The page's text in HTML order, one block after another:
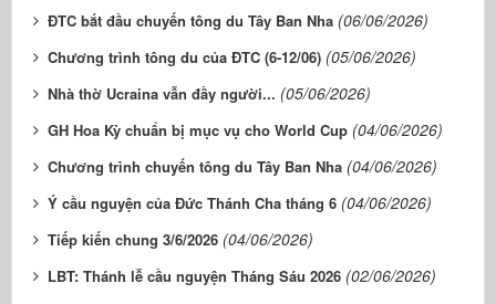
ĐTC bắt đầu chuyến tông du Tây Ban Nha (06/06/2026)
Chương trình tông du của ĐTC (6-12/06) (05/06/2026)
Nhà thờ Ucraina vẫn đầy người... (05/06/2026)
GH Hoa Kỳ chuẩn bị mục vụ cho World Cup (04/06/2026)
Chương trình chuyến tông du Tây Ban Nha (04/06/2026)
Ý cầu nguyện của Đức Thánh Cha tháng 6 (04/06/2026)
Tiếp kiến chung 3/6/2026 (04/06/2026)
LBT: Thánh lễ cầu nguyện Tháng Sáu 2026 (02/06/2026)